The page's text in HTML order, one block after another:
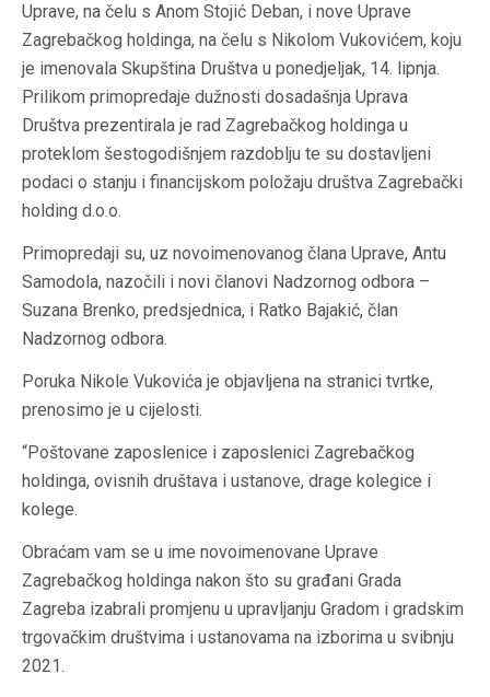
Uprave, na čelu s Anom Stojić Deban, i nove Uprave
Zagrebačkog holdinga, na čelu s Nikolom Vukovićem, koju
je imenovala Skupština Društva u ponedjeljak, 14. lipnja.
Prilikom primopredaje dužnosti dosadašnja Uprava
Društva prezentirala je rad Zagrebačkog holdinga u
proteklom šestogodišnjem razdoblju te su dostavljeni
podaci o stanju i financijskom položaju društva Zagrebački
holding d.o.o.
Primopredaji su, uz novoimenovanog člana Uprave, Antu
Samodola, nazočili i novi članovi Nadzornog odbora –
Suzana Brenko, predsjednica, i Ratko Bajakić, član
Nadzornog odbora.
Poruka Nikole Vukovića je objavljena na stranici tvrtke,
prenosimo je u cijelosti.
“Poštovane zaposlenice i zaposlenici Zagrebačkog
holdinga, ovisnih društava i ustanove, drage kolegice i
kolege.
Obraćam vam se u ime novoimenovane Uprave
Zagrebačkog holdinga nakon što su građani Grada
Zagreba izabrali promjenu u upravljanju Gradom i gradskim
trgovačkim društvima i ustanovama na izborima u svibnju
2021.